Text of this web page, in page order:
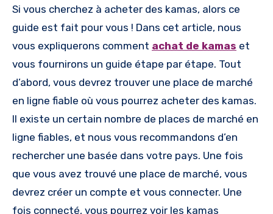
Si vous cherchez à acheter des kamas, alors ce
guide est fait pour vous ! Dans cet article, nous
vous expliquerons comment achat de kamas et
vous fournirons un guide étape par étape. Tout
d’abord, vous devrez trouver une place de marché
en ligne fiable où vous pourrez acheter des kamas.
Il existe un certain nombre de places de marché en
ligne fiables, et nous vous recommandons d’en
rechercher une basée dans votre pays. Une fois
que vous avez trouvé une place de marché, vous
devrez créer un compte et vous connecter. Une
fois connecté, vous pourrez voir les kamas